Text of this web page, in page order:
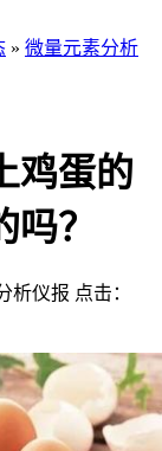
» 微量元素分析
鸡蛋的
？
析仪报 点击：